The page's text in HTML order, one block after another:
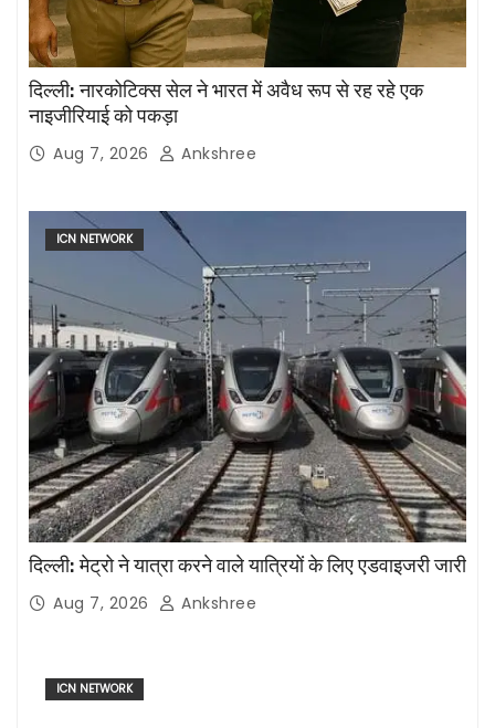
दिल्ली: नारकोटिक्स सेल ने भारत में अवैध रूप से रह रहे एक
नाइजीरियाई को पकड़ा
Aug 7, 2026 Ankshree
ICN NETWORK
दिल्ली: मेट्रो ने यात्रा करने वाले यात्रियों के लिए एडवाइजरी जारी
Aug 7, 2026 Ankshree
ICN NETWORK